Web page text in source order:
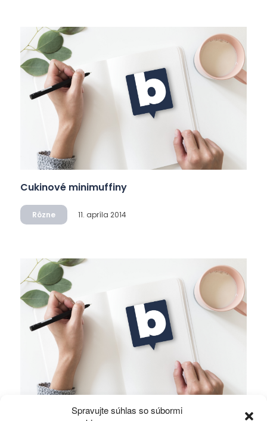
Spravujte súhlas so súbormi
Cukinové minimuffiny
Rôzne 11. apríla 2014